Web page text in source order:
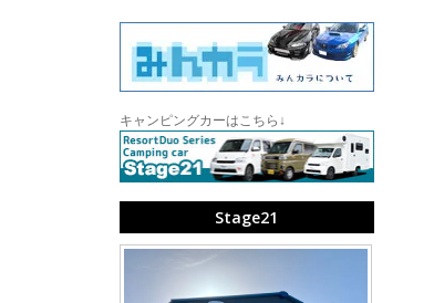
キャンピングカーはこちら↓
Stage21